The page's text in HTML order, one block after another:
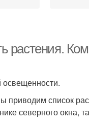
растения.
приводим список
северного окна,